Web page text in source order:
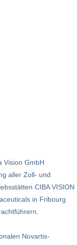
Vision GmbH
aller Zoll- und
CIBA VISION
in Fribourg
Novartis-